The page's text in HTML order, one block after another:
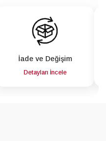
İade ve Değişim
Detayları İncele